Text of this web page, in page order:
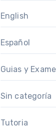
English
Español
Guias y
Sin categoría
Tutoria